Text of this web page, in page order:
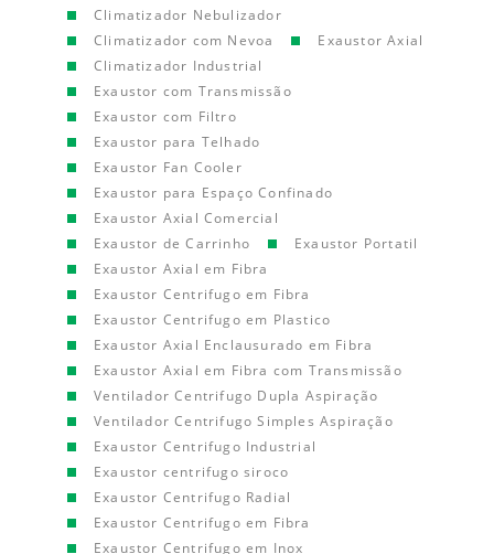
Climatizador Nebulizador
Climatizador com Nevoa
Exaustor Axial
Climatizador Industrial
Exaustor com Transmissão
Exaustor com Filtro
Exaustor para Telhado
Exaustor Fan Cooler
Exaustor para Espaço Confinado
Exaustor Axial Comercial
Exaustor de Carrinho
Exaustor Portatil
Exaustor Axial em Fibra
Exaustor Centrifugo em Fibra
Exaustor Centrifugo em Plastico
Exaustor Axial Enclausurado em Fibra
Exaustor Axial em Fibra com Transmissão
Ventilador Centrifugo Dupla Aspiração
Ventilador Centrifugo Simples Aspiração
Exaustor Centrifugo Industrial
Exaustor centrifugo siroco
Exaustor Centrifugo Radial
Exaustor Centrifugo em Fibra
Exaustor Centrifugo em Inox